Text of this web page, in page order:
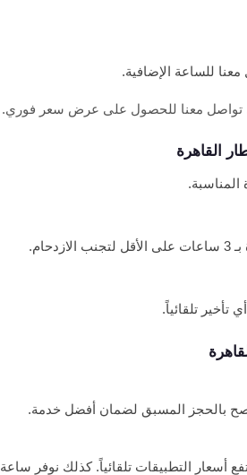
للساعة الإضافية.
تواصل معنا للحصول على عرض سعر فوري.
القاهرة
تأخير تلقائياً.
بالحجز المسبق لضمان أفضل خدمة.
التطبيقات تلقائياً. كذلك نوفر ساعة